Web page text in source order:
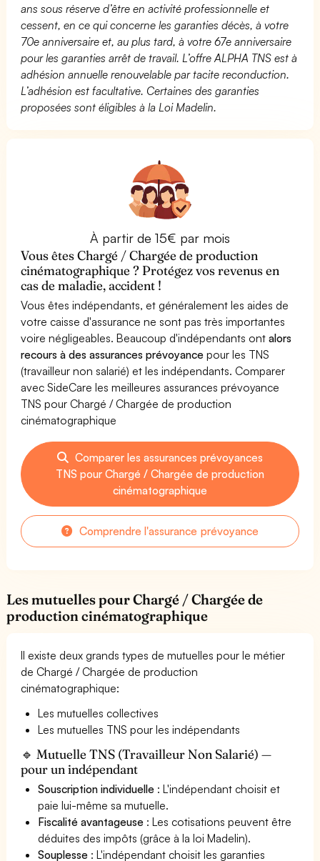
ans sous réserve d’être en activité professionnelle et
cessent, en ce qui concerne les garanties décès, à votre
70e anniversaire et, au plus tard, à votre 67e anniversaire
pour les garanties arrêt de travail. L’offre ALPHA TNS est à
adhésion annuelle renouvelable par tacite reconduction.
L’adhésion est facultative. Certaines des garanties
proposées sont éligibles à la Loi Madelin.
À partir de 15€ par mois
Vous êtes Chargé / Chargée de production
cinématographique ? Protégez vos revenus en
cas de maladie, accident !
Vous êtes indépendants, et généralement les aides de
votre caisse d'assurance ne sont pas très importantes
voire négligeables. Beaucoup d'indépendants ontalors
recours à des assurances prévoyance pour les TNS
(travailleur non salarié) et les indépendants. Comparer
avec SideCare les meilleures assurances prévoyance
TNS pour Chargé / Chargée de production
cinématographique
Comparer les assurances prévoyances
TNS pour Chargé / Chargée de production
cinématographique
Comprendre l'assurance prévoyance
Les mutuelles pour Chargé / Chargée de
production cinématographique
Il existe deux grands types de mutuelles pour le métier
de Chargé / Chargée de production
cinématographique:
Les mutuelles collectives
Les mutuelles TNS pour les indépendants
🔹 Mutuelle TNS (Travailleur Non Salarié) —
pour un indépendant
Souscription individuelle : L'indépendant choisit et
paie lui-même sa mutuelle.
Fiscalité avantageuse : Les cotisations peuvent être
déduites des impôts (grâce à la loi Madelin).
Souplesse : L'indépendant choisit les garanties